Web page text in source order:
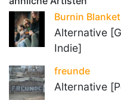
Burnin
Alternative
Indie]
freunde
Alternative